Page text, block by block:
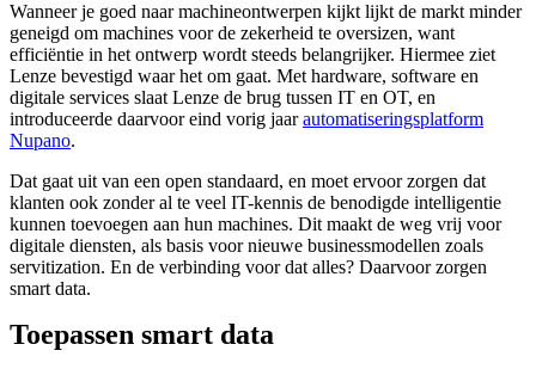
Wanneer je goed naar machineontwerpen kijkt lijkt de markt minder
geneigd om machines voor de zekerheid te oversizen, want
efficiëntie in het ontwerp wordt steeds belangrijker. Hiermee ziet
Lenze bevestigd waar het om gaat. Met hardware, software en
digitale services slaat Lenze de brug tussen IT en OT, en
introduceerde daarvoor eind vorig jaarautomatiseringsplatform
Nupano.
Dat gaat uit van een open standaard, en moet ervoor zorgen dat
klanten ook zonder al te veel IT-kennis de benodigde intelligentie
kunnen toevoegen aan hun machines. Dit maakt de weg vrij voor
digitale diensten, als basis voor nieuwe businessmodellen zoals
servitization. En de verbinding voor dat alles? Daarvoor zorgen
smart data.
Toepassen smart data